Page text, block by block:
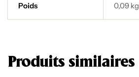
Poids 0,09 kg
Produits similaires